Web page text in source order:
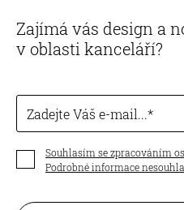
Zajímá vás design a
v oblasti kanceláří?
Zadejte Váš e-mail...
Souhlasím se zpracováním
Podrobné informace